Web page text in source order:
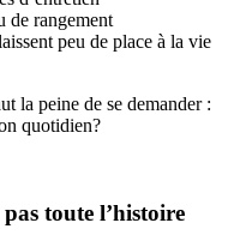
de rangement
peu de place à la vie
la peine de se demander :
quotidien?
toute l’histoire